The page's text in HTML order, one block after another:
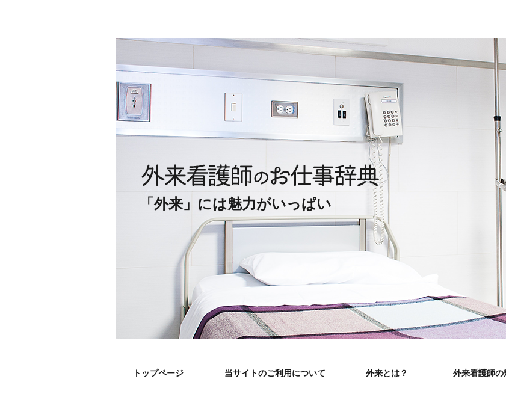
「外来」には魅力がいっぱい
トップページ 当サイトのご利用について 外来とは？ 外来看護師の